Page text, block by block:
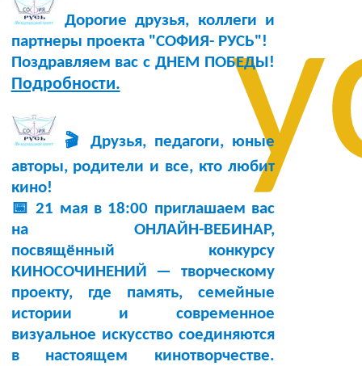
Дорогие друзья, коллеги и
партнеры проекта "СОФИЯ- РУСЬ"!
Поздравляем вас с ДНЕМ ПОБЕДЫ!
Подробности.
🎬 Друзья, педагоги, юные
авторы, родители и все, кто любит
кино!
📅 21 мая в 18:00 приглашаем вас
на ОНЛАЙН-ВЕБИНАР,
посвящённый конкурсу
КИНОСОЧИНЕНИЙ — творческому
проекту, где память, семейные
истории и современное
визуальное искусство соединяются
в настоящем кинотворчестве.